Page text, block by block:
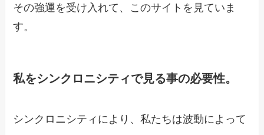
その強運を受け入れて、このサイトを見ていま
す。
私をシンクロニシティで見る事の必要性。
シンクロニシティにより、私たちは波動によって